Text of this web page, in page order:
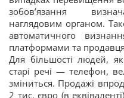
зобов’язання
наглядовим органом.
автоматичного
платформами та
Для більшості людей,
старі речі — телефон,
зміниться. Продажі
2 тис. євро (в